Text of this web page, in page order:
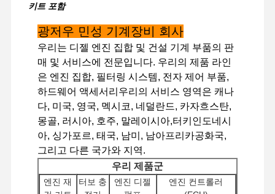
사건
퍼킨스 엔진
얀마 엔진
쿠보타 엔진
이수즈 엔진
커민스 엔진
키트 포함
광저우 민성 기계장비 회사
우리는 디젤 엔진 집합 및 건설 기계 부품의 판
매 및 서비스에 전문입니다. 우리의 제품 라인
은 엔진 집합, 필터링 시스템, 전자 제어 부품,
하드웨어 액세서리우리의 서비스 영역은 캐나
다, 미국, 영국, 멕시코, 네덜란드, 카자흐스탄,
몽골, 러시아, 호주, 말레이시아,터키인도네시
아, 싱가포르, 태국, 남미, 남아프리카공화국,
그리고 다른 국가와 지역.
우리 제품군
엔진 재
터보 충
엔진 디젤
엔진 컨트롤러